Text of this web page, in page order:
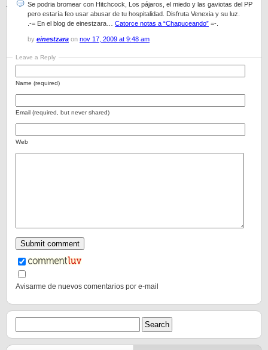
Se podria bromear con Hitchcock, Los pájaros, el miedo y las gaviotas del PP
pero estaría feo usar abusar de tu hospitalidad. Disfruta Venexia y su luz.
.-= En el blog de einestzara… Catorce notas a “Chapuceando” =-.
by einestzara on nov 17, 2009 at 9:48 am
Leave a Reply
Name (required)
Email (required, but never shared)
Web
Avisarme de nuevos comentarios por e-mail